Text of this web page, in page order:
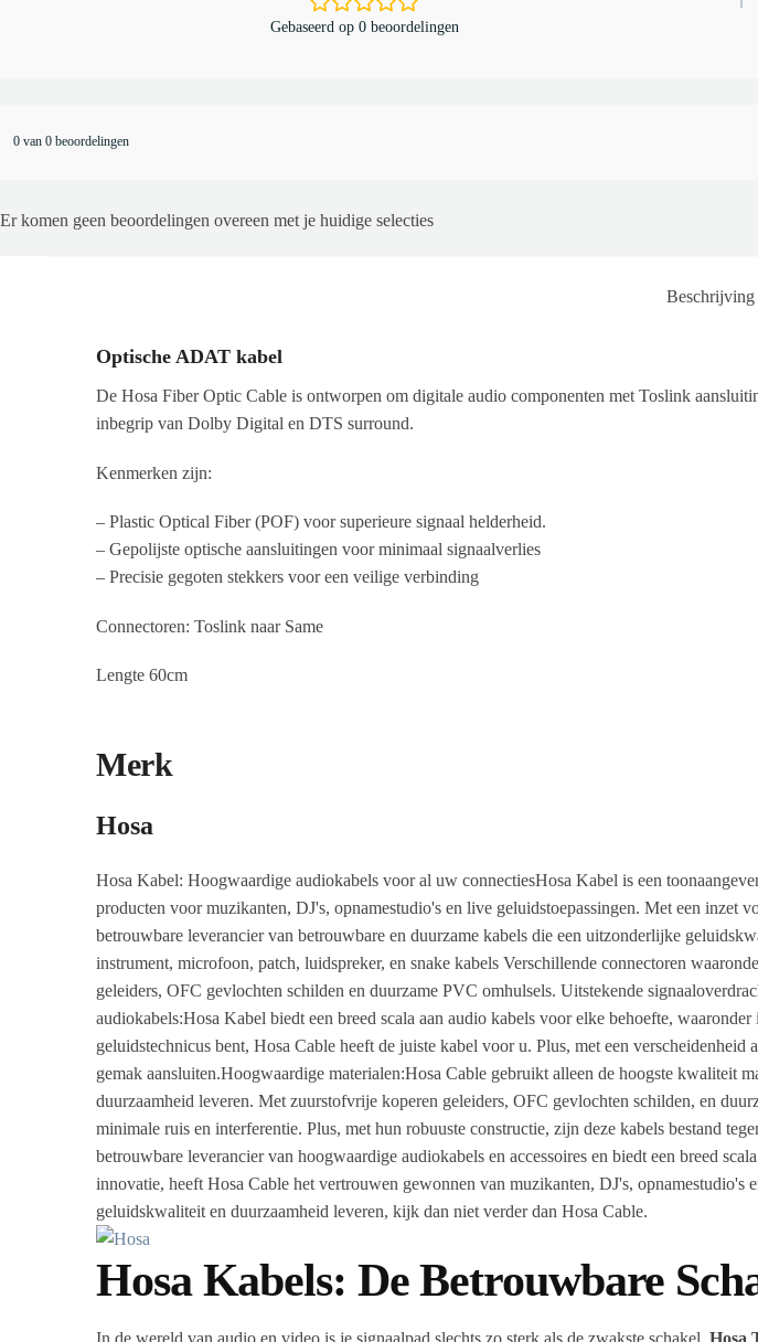
Gebaseerd op 0 beoordelingen
0 van 0 beoordelingen
Er komen geen beoordelingen overeen met je huidige selecties
Beschrijving
Optische ADAT kabel
De Hosa Fiber Optic Cable is ontworpen om digitale audio componenten met Toslink
inbegrip van Dolby Digital en DTS surround.
Kenmerken zijn:
– Plastic Optical Fiber (POF) voor superieure signaal helderheid.
– Gepolijste optische aansluitingen voor minimaal signaalverlies
– Precisie gegoten stekkers voor een veilige verbinding
Connectoren: Toslink naar Same
Lengte 60cm
Merk
Hosa
Hosa Kabel: Hoogwaardige audiokabels voor al uw connectiesHosa Kabel is een
producten voor muzikanten, DJ's, opnamestudio's en live geluidstoepassingen. Met een inzet
betrouwbare leverancier van betrouwbare en duurzame kabels die een uitzonderlijke
instrument, microfoon, patch, luidspreker, en snake kabels Verschillende connectoren
geleiders, OFC gevlochten schilden en duurzame PVC omhulsels. Uitstekende
audiokabels:Hosa Kabel biedt een breed scala aan audio kabels voor elke behoefte,
geluidstechnicus bent, Hosa Cable heeft de juiste kabel voor u. Plus, met een
gemak aansluiten.Hoogwaardige materialen:Hosa Cable gebruikt alleen de hoogste kwaliteit
duurzaamheid leveren. Met zuurstofvrije koperen geleiders, OFC gevlochten schilden, en
minimale ruis en interferentie. Plus, met hun robuuste constructie, zijn deze kabels bestand
betrouwbare leverancier van hoogwaardige audiokabels en accessoires en biedt een breed
innovatie, heeft Hosa Cable het vertrouwen gewonnen van muzikanten, DJ's,
geluidskwaliteit en duurzaamheid leveren, kijk dan niet verder dan Hosa Cable.
Hosa Kabels: De Betrouwbare
In de wereld van audio en video is je signaalpad slechts zo sterk als de zwakste schakel.Hosa